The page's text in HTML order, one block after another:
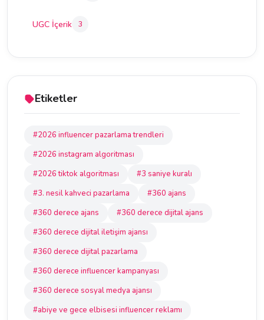
UGC İçerik 3
Etiketler
#2026 influencer pazarlama trendleri
#2026 instagram algoritması
#2026 tiktok algoritması
#3 saniye kuralı
#3. nesil kahveci pazarlama
#360 ajans
#360 derece ajans
#360 derece dijital ajans
#360 derece dijital iletişim ajansı
#360 derece dijital pazarlama
#360 derece influencer kampanyası
#360 derece sosyal medya ajansı
#abiye ve gece elbisesi influencer reklamı